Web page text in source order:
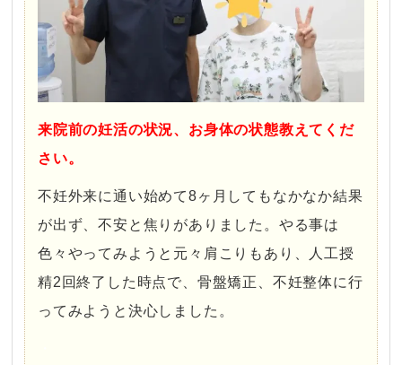
来院前の妊活の状況、お身体の状態教えてくだ
さい。
不妊外来に通い始めて8ヶ月してもなかなか結果
が出ず、不安と焦りがありました。やる事は
色々やってみようと元々肩こりもあり、人工授
精2回終了した時点で、骨盤矯正、不妊整体に行
ってみようと決心しました。